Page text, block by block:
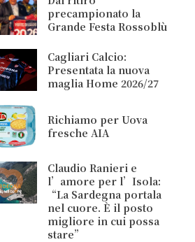
precampionato la
Grande Festa Rossoblù
Cagliari Calcio:
Presentata la nuova
maglia Home 2026/27
Richiamo per Uova
fresche AIA
Claudio Ranieri e
l’amore per l’Isola:
“La Sardegna portala
nel cuore. È il posto
migliore in cui possa
stare”